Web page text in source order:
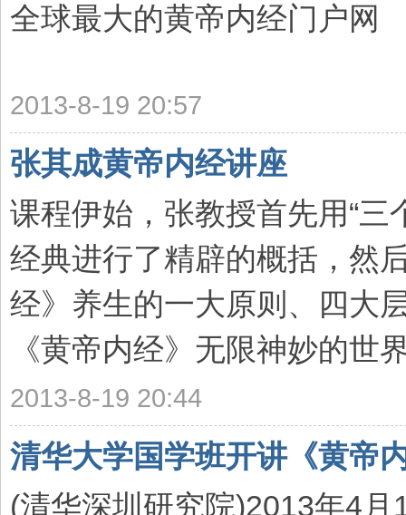
全球最大的黄帝内经门户网
2013-8-19 20:57
张其成黄帝内经讲座
课程伊始，张教授首先用“三
经典进行了精辟的概括，然
经》养生的一大原则、四大
《黄帝内经》无限神妙的世
2013-8-19 20:44
清华大学国学班开讲《黄帝
(清华深圳研究院)2013年4